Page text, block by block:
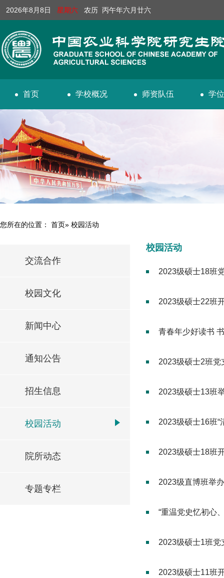
2026年8月8日 星期六 农历 丙午年六月廿六
首页 学校概况 师资队伍 学
您所在的位置： 首页» 校园活动
交流合作
校园文化
新闻中心
通知公告
招生信息
校园活动
院所动态
专题专栏
校园活动
2023级硕士18班
2023级硕士22班
青春年少好读书
2023级硕士2班党
2023级硕士13班
2023级硕士16班“
2023级硕士18班
2023级直博班举
“重温党史忆初心
2023级硕士1班党
2023级硕士11班